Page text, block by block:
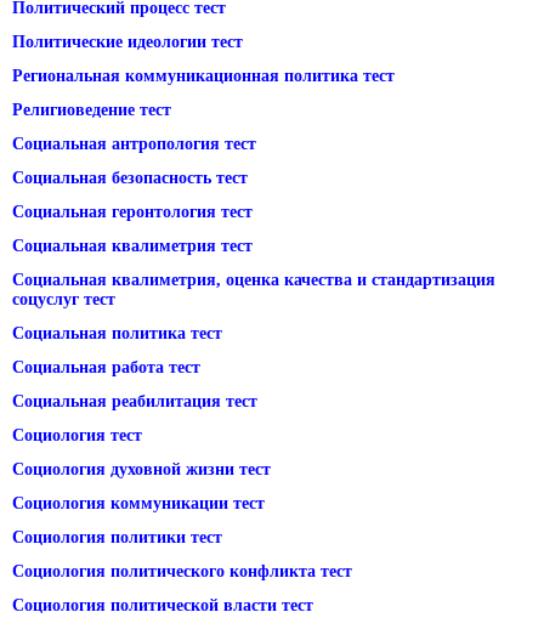
Политический процесс тест
Политические идеологии тест
Региональная коммуникационная политика тест
Религиоведение тест
Социальная антропология тест
Социальная безопасность тест
Социальная геронтология тест
Социальная квалиметрия тест
Социальная квалиметрия, оценка качества и стандартизация
соцуслуг тест
Социальная политика тест
Социальная работа тест
Социальная реабилитация тест
Социология тест
Социология духовной жизни тест
Социология коммуникации тест
Социология политики тест
Социология политического конфликта тест
Социология политической власти тест